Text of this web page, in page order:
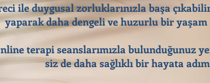
ile duygusal zorluklarınızla başa
yaparak daha dengeli ve huzurlu bir
terapi seanslarımızla bulunduğunuz
siz de daha sağlıklı bir hayata